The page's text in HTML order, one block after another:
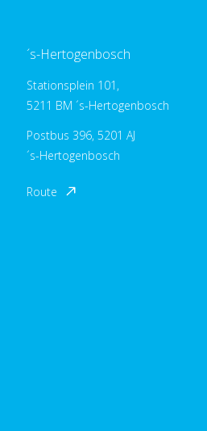
´s-Hertogenbosch
Stationsplein 101,
5211 BM ´s-Hertogenbosch
Postbus 396, 5201 AJ
´s-Hertogenbosch
Route